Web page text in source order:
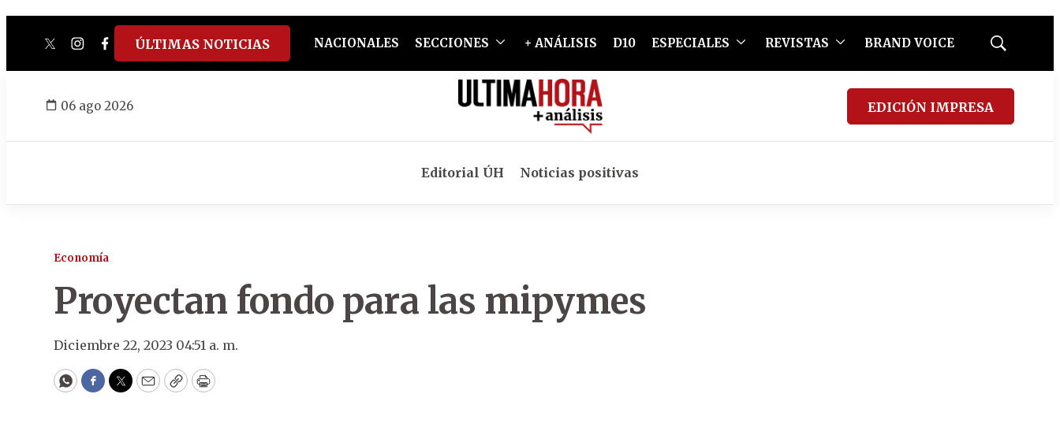
twitterinstagram
facebook
tiktokyoutube
spotify
ÚLTIMAS NOTICIAS NACIONALES SECCIONES + ANÁLISIS D10 ESPECIALES REVISTAS BRAND VOICE
Mostrar
06 ago 2026 EDICIÓN IMPRESA
Editorial ÚH Noticias positivas
Economía
Proyectan fondo para las mipymes
Diciembre 22, 2023 04:51 a. m.
WhatsApp
Facebook
Twitter
EmailCopyPrint